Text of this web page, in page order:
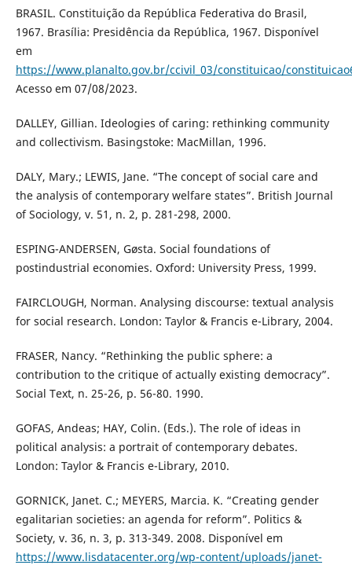
BRASIL. Constituição da República Federativa do Brasil,
1967. Brasília: Presidência da República, 1967. Disponível
em
https://www.planalto.gov.br/ccivil_03/constituicao/
Acesso em 07/08/2023.
DALLEY, Gillian. Ideologies of caring: rethinking community
and collectivism. Basingstoke: MacMillan, 1996.
DALY, Mary.; LEWIS, Jane. “The concept of social care and
the analysis of contemporary welfare states”. British Journal
of Sociology, v. 51, n. 2, p. 281-298, 2000.
ESPING-ANDERSEN, Gøsta. Social foundations of
postindustrial economies. Oxford: University Press, 1999.
FAIRCLOUGH, Norman. Analysing discourse: textual analysis
for social research. London: Taylor & Francis e-Library, 2004.
FRASER, Nancy. “Rethinking the public sphere: a
contribution to the critique of actually existing democracy”.
Social Text, n. 25-26, p. 56-80. 1990.
GOFAS, Andeas; HAY, Colin. (Eds.). The role of ideas in
political analysis: a portrait of contemporary debates.
London: Taylor & Francis e-Library, 2010.
GORNICK, Janet. C.; MEYERS, Marcia. K. “Creating gender
egalitarian societies: an agenda for reform”. Politics &
Society, v. 36, n. 3, p. 313-349. 2008. Disponível em
https://www.lisdatacenter.org/wp-content/uploads/janet-